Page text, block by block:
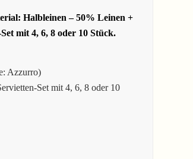
Halbleinen – 50% Leinen +
mit 4, 6, 8 oder 10 Stück.
Azzurro)
Set mit 4, 6, 8 oder 10